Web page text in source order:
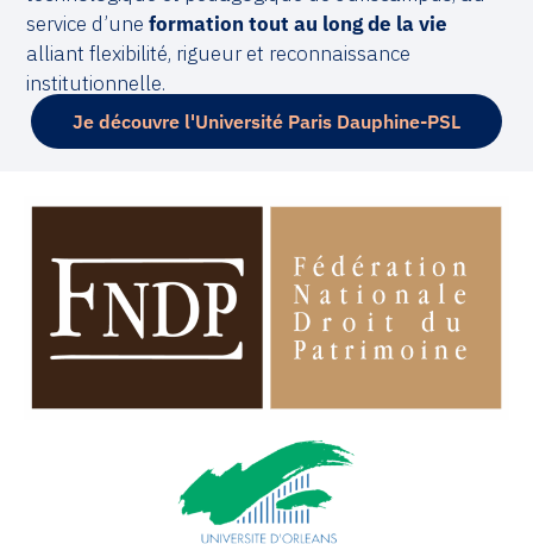
service d’une formation tout au long de la vie
alliant flexibilité, rigueur et reconnaissance
institutionnelle.
Je découvre l'Université Paris Dauphine-PSL